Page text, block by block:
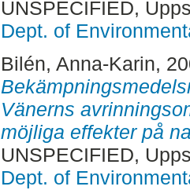
UNSPECIFIED,
Dept. of
Bilén, Anna-Karin,
Vänerns
möjliga effekter på
UNSPECIFIED,
Dept. of